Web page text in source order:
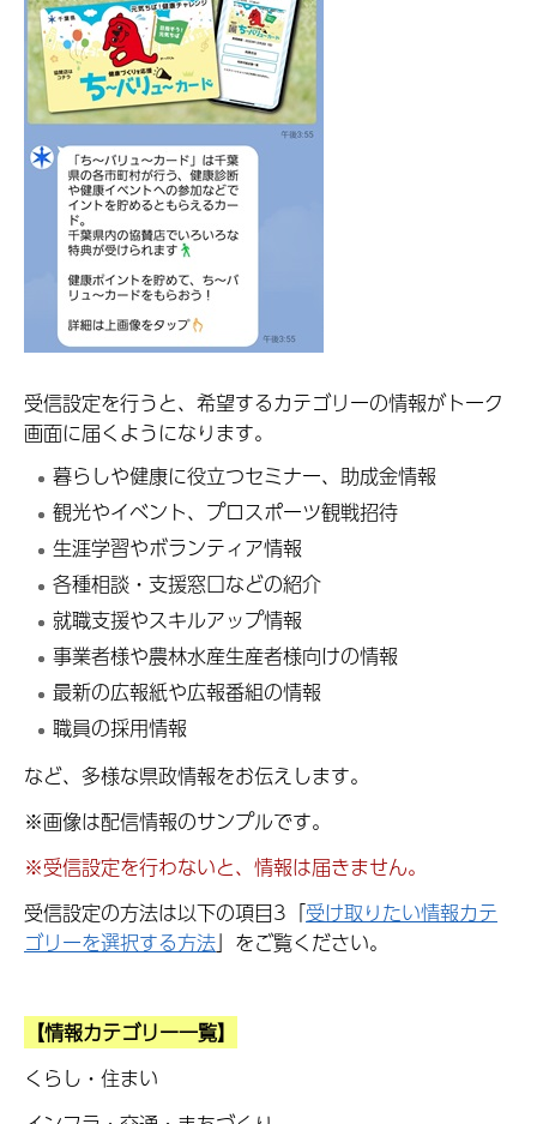
受信設定を行うと、希望するカテゴリーの情報がトーク
画面に届くようになります。
暮らしや健康に役立つセミナー、助成金情報
観光やイベント、プロスポーツ観戦招待
生涯学習やボランティア情報
各種相談・支援窓口などの紹介
就職支援やスキルアップ情報
事業者様や農林水産生産者様向けの情報
最新の広報紙や広報番組の情報
職員の採用情報
など、多様な県政情報をお伝えします。
※画像は配信情報のサンプルです。
※受信設定を行わないと、情報は届きません。
受信設定の方法は以下の項目3「受け取りたい情報カテ
ゴリーを選択する方法」をご覧ください。
【情報カテゴリー一覧】
くらし・住まい